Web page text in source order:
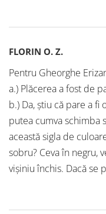
FLORIN O. Z.
Pentru Gheorghe
a.) Plăcerea a fost de
b.) Da, știu că pare a
putea cumva schimba
această sigla de
sobru? Ceva în negru,
vișiniu închis. Dacă se